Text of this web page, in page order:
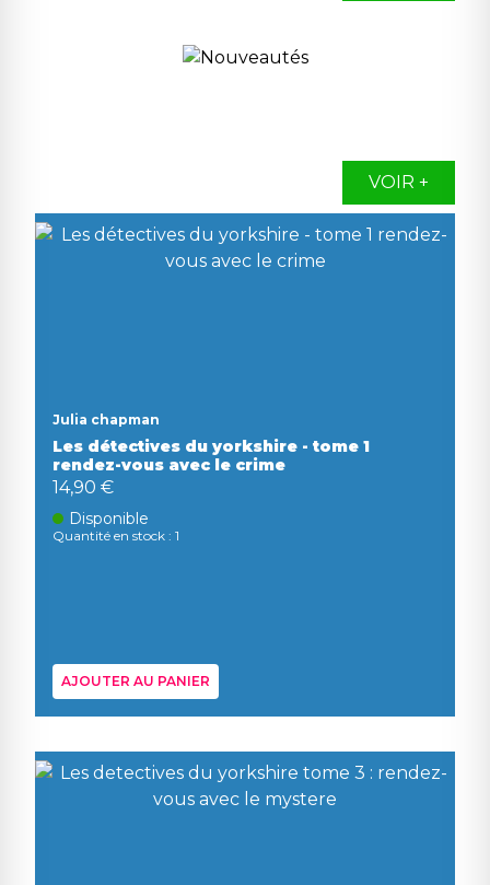
VOIR +
Julia chapman
Les détectives du yorkshire - tome 1
rendez-vous avec le crime
14,90 €
Disponible
Quantité en stock : 1
AJOUTER AU PANIER